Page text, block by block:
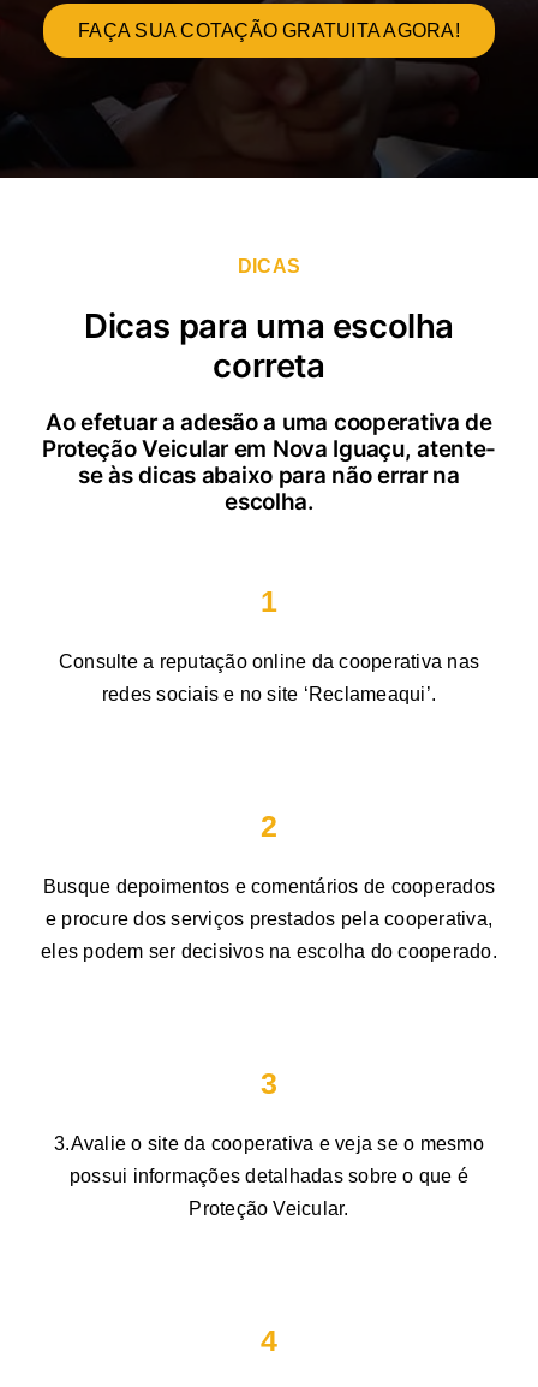
FAÇA SUA COTAÇÃO GRATUITA AGORA!
DICAS
Dicas para uma escolha
correta
Ao efetuar a adesão a uma cooperativa de
Proteção Veicular em Nova Iguaçu, atente-
se às dicas abaixo para não errar na
escolha.
1
Consulte a reputação online da cooperativa nas
redes sociais e no site ‘Reclameaqui’.
2
Busque depoimentos e comentários de cooperados
e procure dos serviços prestados pela cooperativa,
eles podem ser decisivos na escolha do cooperado.
3
3.Avalie o site da cooperativa e veja se o mesmo
possui informações detalhadas sobre o que é
Proteção Veicular.
4